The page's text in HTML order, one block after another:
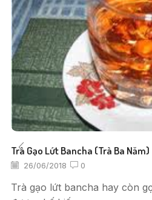
Trà Gạo Lứt Bancha (trà Ba Năm)
26/06/2018 0
Trà gạo lứt bancha hay còn